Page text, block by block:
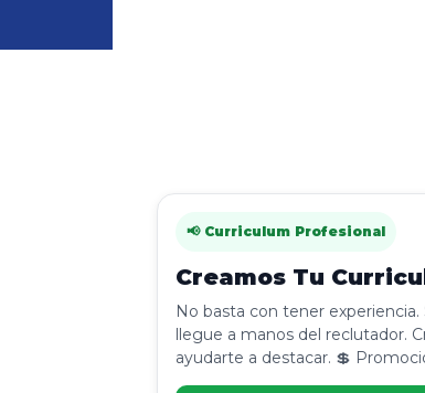
📢 Curriculum Profesional
Creamos Tu
No basta con tener
llegue a manos del reclutador.
ayudarte a destacar. 💲